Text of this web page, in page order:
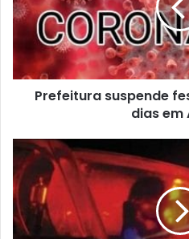
eventos
por
dias
em
Araxá.Prefeitura suspende
dias em
"Zaguiando":
Assessor
do
prefeito
de
Araxá